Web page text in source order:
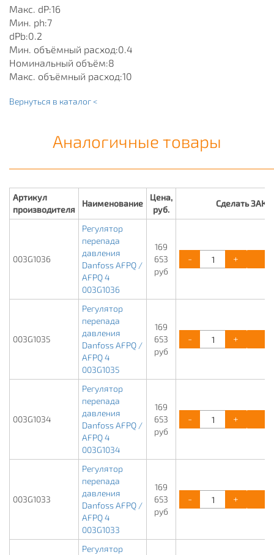
Макс. dP:16
Мин. ph:7
dPb:0.2
Мин. объёмный расход:0.4
Номинальный объём:8
Макс. объёмный расход:10
Вернуться в каталог <
Аналогичные товары
Артикул
производителя
Наименование
Цена,
руб.
Сделать
003G1036
Регулятор
перепада
давления
Danfoss AFPQ /
AFPQ 4
003G1036
169
653
руб
- +
003G1035
Регулятор
перепада
давления
Danfoss AFPQ /
AFPQ 4
003G1035
169
653
руб
- +
003G1034
Регулятор
перепада
давления
Danfoss AFPQ /
AFPQ 4
003G1034
169
653
руб
- +
003G1033
Регулятор
перепада
давления
Danfoss AFPQ /
AFPQ 4
003G1033
169
653
руб
- +
Регулятор